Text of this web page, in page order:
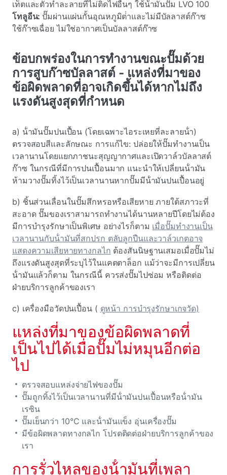
เท็ตและตัวทําละลายที่ไม่ติดไฟอื่นๆ ใช้น้ํามันปั๊ม LVO 100
โทลูอีน:ปั๊มผ่านแผ่นกั้นอุณหภูมิต่ําและไม่มีบัลลาสต์ก๊าซ
ใช้ก๊าซเฉื่อย ไม่ใช่อากาศเป็นบัลลาสต์ก๊าซ
ข้อบกพร่องในการทํางานขณะปั๊มด้วย
การสูบก๊าซบัลลาสต์ - แหล่งที่มาของ
ข้อผิดพลาดที่อาจเกิดขึ้นได้หากไม่ถึง
แรงดันสูงสุดที่กําหนด
a) น้ํามันปั๊มปนเปื้อน (โดยเฉพาะไอระเหยที่ละลายน้ํา)
ตรวจสอบสีและลักษณะ การแก้ไข: ปล่อยให้ปั๊มทํางานเป็น
เวลานานโดยแยกภาชนะสุญญากาศและเปิดวาล์วบัลลาสต์
ก๊าซ ในกรณีที่มีการปนเปื้อนมาก แนะนําให้เปลี่ยนน้ํามัน
ห้ามวางปั๊มทิ้งไว้เป็นเวลานานหากปั๊มมีน้ํามันปนเปื้อนอยู่
b) ชิ้นส่วนเลื่อนในปั๊มสึกหรอหรือเสียหาย ภายใต้สภาวะที่
สะอาด ปั๊มของเราสามารถทํางานได้นานหลายปีโดยไม่ต้อง
มีการบํารุงรักษาเป็นพิเศษ อย่างไรก็ตาม เมื่อปั๊มทํางานเป็น
เวลานานกับน้ํามันที่สกปรก ตลับลูกปืนและวาล์วเกตอาจ
แสดงความเสียหายทางกลไก ต้องสันนิษฐานเสมอเมื่อปั๊มไม่
ถึงแรงดันสูงสุดที่ระบุไว้ในแคตตาล็อก แม้ว่าจะมีการเปลี่ยน
น้ํามันแล้วก็ตาม ในกรณีนี้ ควรส่งปั๊มไปซ่อม หรือติดต่อ
ฝ่ายบริการลูกค้าของเรา
c) เครื่องมือวัดปนเปื้อน ( ดูหน้า การบํารุงรักษาเกจวัด)
แหล่งที่มาของข้อผิดพลาดที่
เป็นไปได้เมื่อปั๊มไม่หมุนอีกต่อ
ไป
ตรวจสอบแหล่งจ่ายไฟของปั๊ม
ปั๊มถูกทิ้งไว้เป็นเวลานานที่มีน้ํามันปนเปื้อนหรือน้ํามัน
เรซิน
ปั๊มเย็นกว่า 10°C และน้ํามันแข็ง อุ่นเครื่องปั๊ม
มีข้อผิดพลาดทางกลไก โปรดติดต่อฝ่ายบริการลูกค้าของ
เรา
การรั่วไหลของน้ํามันที่เพลา